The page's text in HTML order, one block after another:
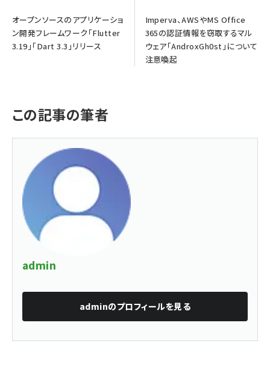
オープンソースのアプリケーショ
ン開発フレームワーク「Flutter
3.19」「Dart 3.3」リリース
Imperva、AWSやMS Office
365の認証情報を窃取するマル
ウェア「AndroxGh0st」について
注意喚起
この記事の筆者
admin
adminのプロフィールを見る